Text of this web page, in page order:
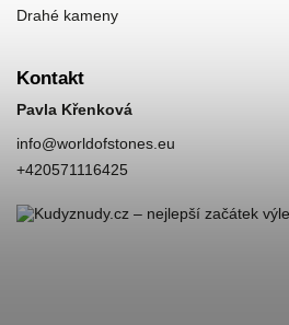
Drahé kameny
Kontakt
Pavla Křenková
info@worldofstones.eu
+420571116425